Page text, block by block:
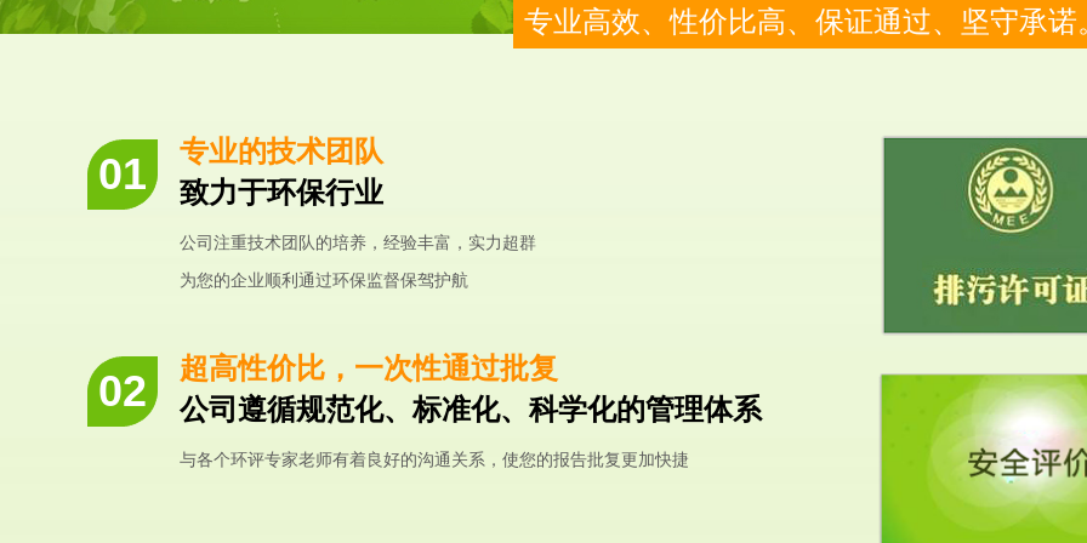
专业高效、性价比高、保证通过、坚守承诺
专业的技术团队
致力于环保行业
公司注重技术团队的培养，经验丰富，实力超群
为您的企业顺利通过环保监督保驾护航
超高性价比，一次性通过批复
公司遵循规范化、标准化、科学化的管理体系
与各个环评专家老师有着良好的沟通关系，使您的报告批复更加快捷